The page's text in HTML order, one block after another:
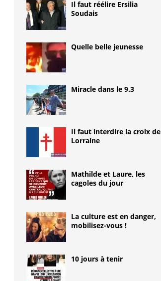
Il faut réélire Ersilia
Soudais
Quelle belle jeunesse
Miracle dans le 9.3
Il faut interdire la croix de
Lorraine
Mathilde et Laure, les
cagoles du jour
La culture est en danger,
mobilisez-vous !
10 jours à tenir